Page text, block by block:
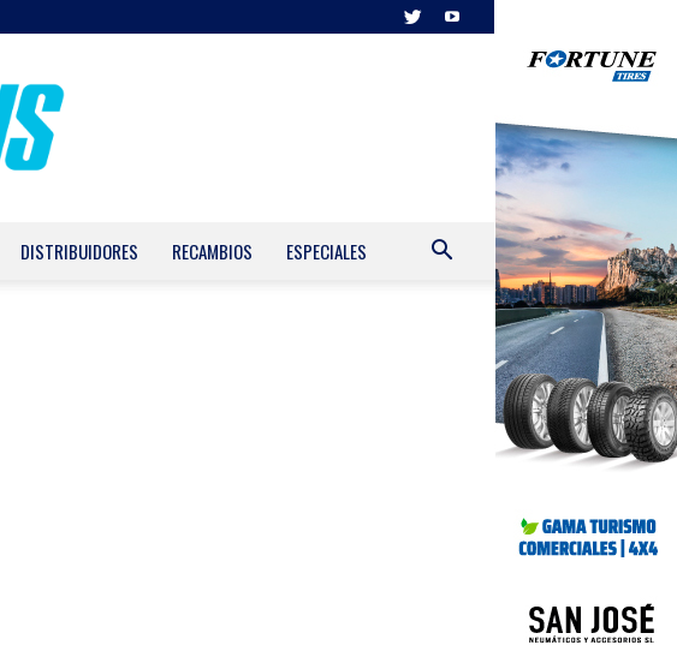
DISTRIBUIDORES RECAMBIOS ESPECIALES